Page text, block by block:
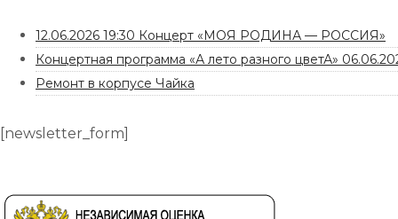
12.06.2026 19:30 Концерт «МОЯ РОДИНА — РОССИЯ»
Концертная программа «А лето разного цветА»
Ремонт в корпусе Чайка
[newsletter_form]